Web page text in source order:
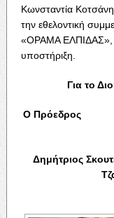
Κωνσταντία
την εθελοντική
«ΟΡΑΜΑ ΕΛΠΙΔΑΣ»,
υποστήριξη.
Για το
Ο